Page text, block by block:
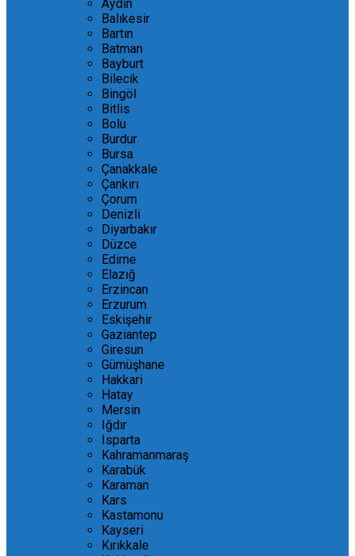
Aydın
Balıkesir
Bartın
Batman
Bayburt
Bilecik
Bingöl
Bitlis
Bolu
Burdur
Bursa
Çanakkale
Çankırı
Çorum
Denizli
Diyarbakır
Düzce
Edirne
Elazığ
Erzincan
Erzurum
Eskişehir
Gaziantep
Giresun
Gümüşhane
Hakkari
Hatay
Mersin
Iğdır
Isparta
Kahramanmaraş
Karabük
Karaman
Kars
Kastamonu
Kayseri
Kırıkkale